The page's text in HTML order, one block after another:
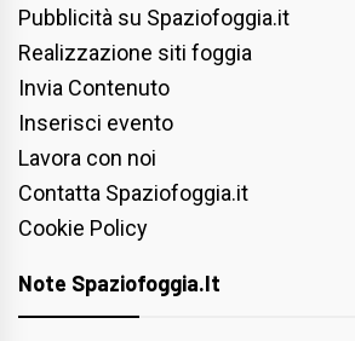
Pubblicità su Spaziofoggia.it
Realizzazione siti foggia
Invia Contenuto
Inserisci evento
Lavora con noi
Contatta Spaziofoggia.it
Cookie Policy
Note Spaziofoggia.it